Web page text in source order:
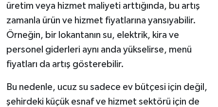
üretim veya hizmet maliyeti arttığında, bu artış
zamanla ürün ve hizmet fiyatlarına yansıyabilir.
Örneğin, bir lokantanın su, elektrik, kira ve
personel giderleri aynı anda yükselirse, menü
fiyatları da artış gösterebilir.
Bu nedenle, ucuz su sadece ev bütçesi için değil,
şehirdeki küçük esnaf ve hizmet sektörü için de